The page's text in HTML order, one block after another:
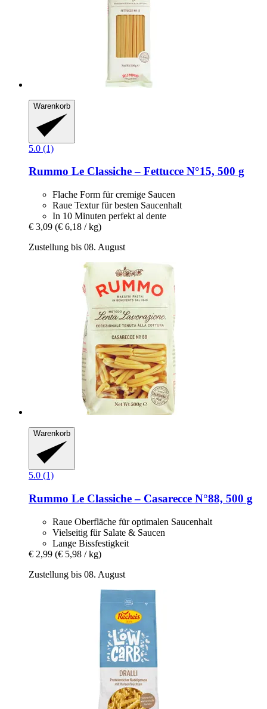
Warenkorb
5.0 (1)
Rummo Le Classiche – Fettucce N°15, 500 g
Flache Form für cremige Saucen
Raue Textur für besten Saucenhalt
In 10 Minuten perfekt al dente
€ 3,09 (€ 6,18 / kg)
Zustellung bis 08. August
Warenkorb
5.0 (1)
Rummo Le Classiche – Casarecce N°88, 500 g
Raue Oberfläche für optimalen Saucenhalt
Vielseitig für Salate & Saucen
Lange Bissfestigkeit
€ 2,99 (€ 5,98 / kg)
Zustellung bis 08. August